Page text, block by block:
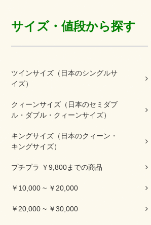
サイズ・値段から探す
ツインサイズ（日本のシングルサ
イズ）
クィーンサイズ（日本のセミダブ
ル・ダブル・クィーンサイズ）
キングサイズ（日本のクィーン・
キングサイズ）
プチプラ ￥9,800までの商品
￥10,000 ~ ￥20,000
￥20,000 ~ ￥30,000